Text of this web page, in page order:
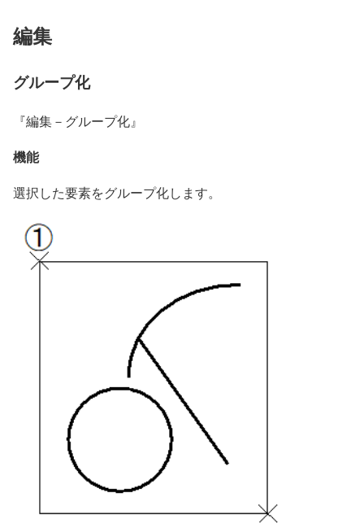
編集
グループ化
『編集－グループ化』
機能
選択した要素をグループ化します。